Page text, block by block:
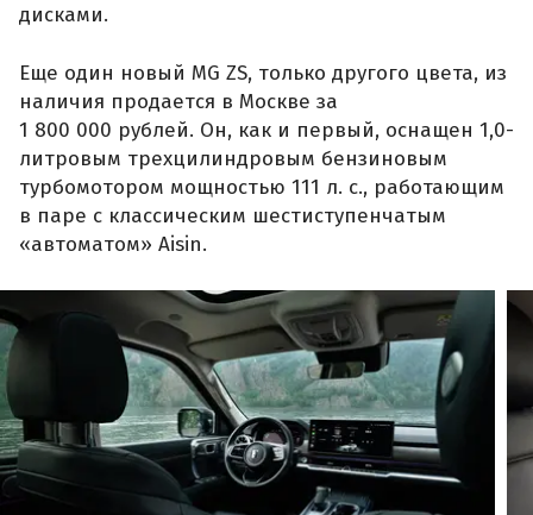
дисками.
Еще один новый MG ZS, только другого цвета, из
наличия продается в Москве за
1 800 000 рублей. Он, как и первый, оснащен 1,0-
литровым трехцилиндровым бензиновым
турбомотором мощностью 111 л. с., работающим
в паре с классическим шестиступенчатым
«автоматом» Aisin.